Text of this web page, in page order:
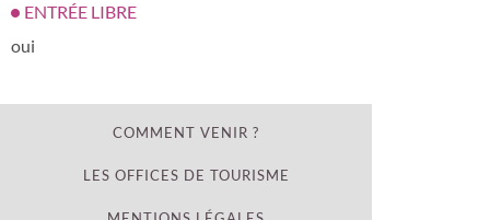
ENTRÉE LIBRE
oui
COMMENT VENIR ?
LES OFFICES DE TOURISME